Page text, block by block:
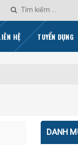
HỆ TUYỂN DỤNG
DANH